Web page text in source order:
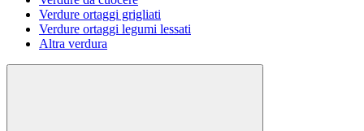
Verdure ortaggi grigliati
Verdure ortaggi legumi lessati
Altra verdura